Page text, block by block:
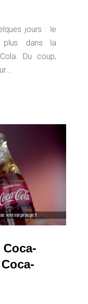
jours : le
plus dans la
Du coup,